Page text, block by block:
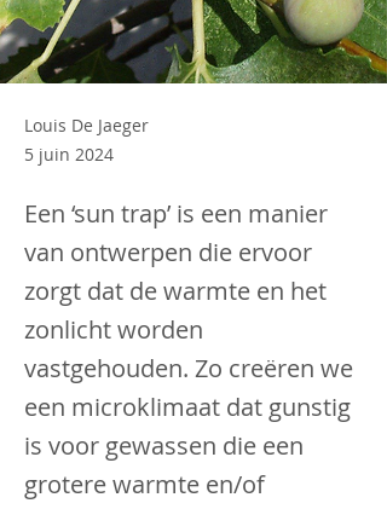
Louis De Jaeger
5 juin 2024
Een ‘sun trap’ is een manier
van ontwerpen die ervoor
zorgt dat de warmte en het
zonlicht worden
vastgehouden. Zo creëren we
een microklimaat dat gunstig
is voor gewassen die een
grotere warmte en/of